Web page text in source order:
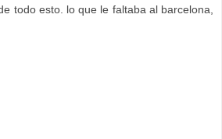
todo esto. lo que le faltaba al barcelona,